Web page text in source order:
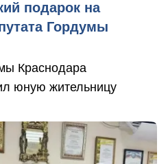
подарок на
Гордумы
Краснодара
юную жительницу